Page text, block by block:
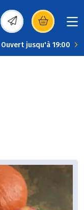
(s’ouvre dans une
Ouvert jusqu'à 19:00